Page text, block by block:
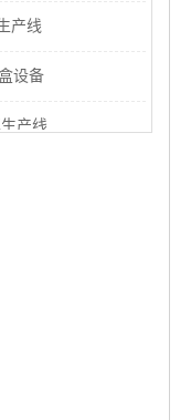
产线
设备
产线